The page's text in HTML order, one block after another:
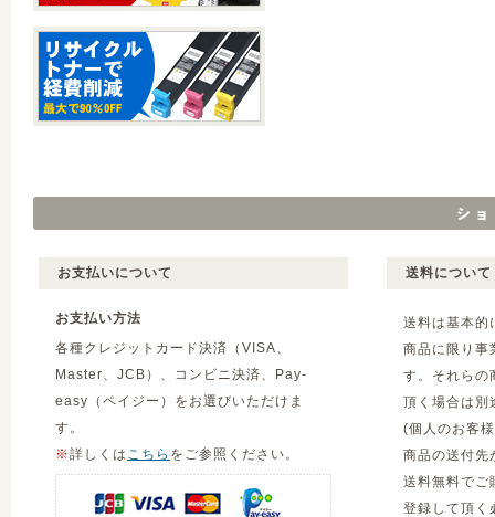
お支払いについて
お支払い方法
各種クレジットカード決済（VISA、
Master、JCB）、コンビニ決済、Pay-
easy（ペイジー）をお選びいただけま
す。
※詳しくは こちら をご参照ください。
送料について
送料は基本的
商品に限り事
す。それらの
頂く場合は別
(個人のお客
商品の送付先
送料無料でご
登録して頂く